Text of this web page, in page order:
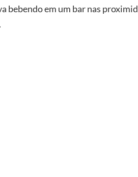
bebendo em um bar nas